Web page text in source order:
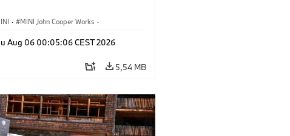
· MINI John Cooper Works ·
Zubehör
Aug 06 00:05:06 CEST 2026
5,54 MB